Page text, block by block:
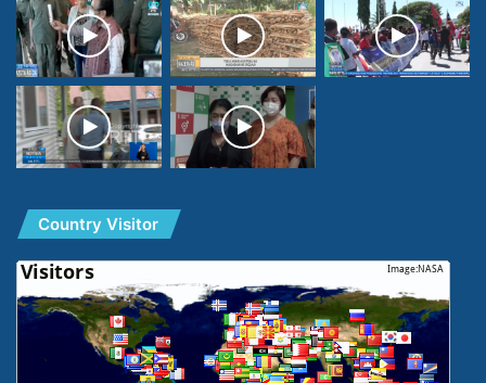
Country Visitor